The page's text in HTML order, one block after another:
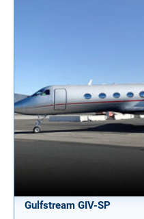
Gulfstream GIV-SP